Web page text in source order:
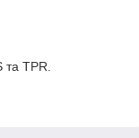
та TPR.